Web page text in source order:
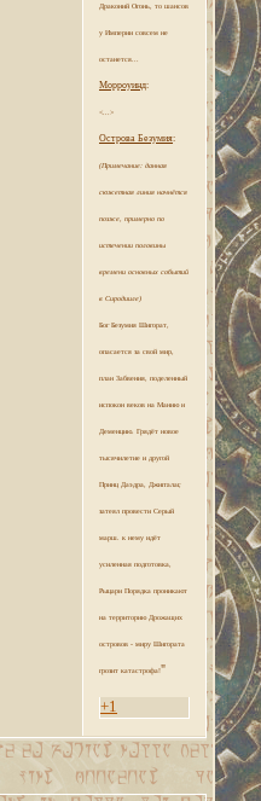
Драконий Огонь, то шансов
у Империи совсем не
останется...
Морроуинд:
<...>
Острова Безумия:
(Примечание: данная
сюжетная линия начнётся
позже, примерно по
истечении половины
времени основных событий
в Сиродииле)
Бог Безумия Шигорат,
опасается за свой мир,
план Забвения, поделенный
испокон веков на Манию и
Деменцию. Грядёт новое
тысячилетие и другой
Принц Даэдра, Джиггалаг,
затеял провести Серый
марш. к нему идёт
усиленная подготовка,
Рыцари Порядка проникают
на территорию Дрожащих
островов - миру Шигората
грозит катастрофа!"
+1